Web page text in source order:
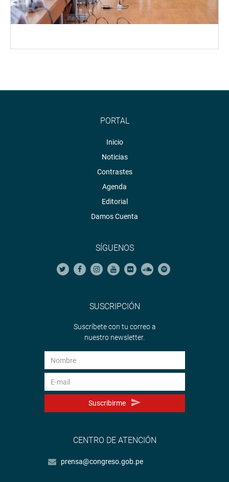
PORTAL
Inicio
Noticias
Contrastes
Agenda
Editorial
Damos Cuenta
SÍGUENOS
SUSCRIPCIÓN
Suscríbete con tu correo a
nuestro newsletter.
Suscribirme
CENTRO DE ATENCIÓN
prensa@congreso.gob.pe